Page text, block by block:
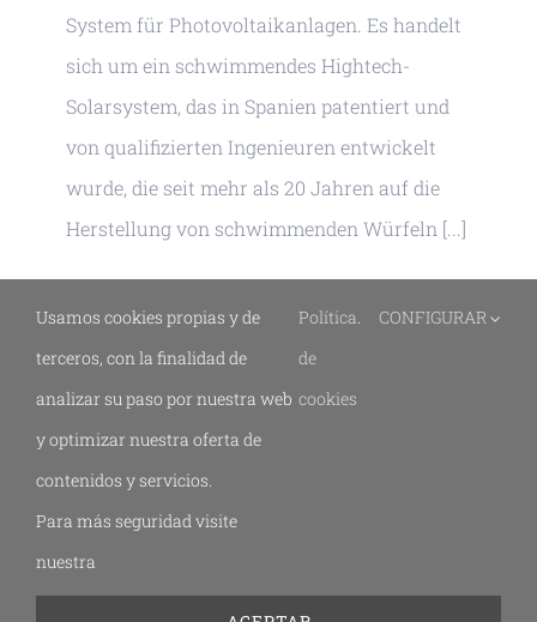
System für Photovoltaikanlagen. Es handelt
sich um ein schwimmendes Hightech-
Solarsystem, das in Spanien patentiert und
von qualifizierten Ingenieuren entwickelt
wurde, die seit mehr als 20 Jahren auf die
Herstellung von schwimmenden Würfeln [...]
Usamos cookies propias y de
terceros, con la finalidad de
analizar su paso por nuestra web
y optimizar nuestra oferta de
contenidos y servicios.
Para más seguridad visite
nuestra
Política
de
cookies
. CONFIGURAR